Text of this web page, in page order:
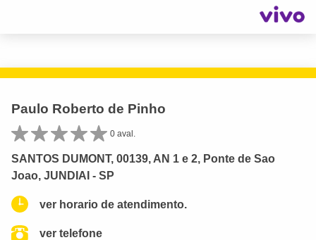
Paulo Roberto de Pinho
0 aval.
SANTOS DUMONT, 00139, AN 1 e 2, Ponte de Sao
Joao, JUNDIAI - SP
ver horario de atendimento.
ver telefone